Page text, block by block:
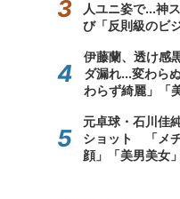
人ユニ姿で...神
び「反則級のビ
伊藤蘭、透け感
ダ漏れ...変わら
わらず綺麗」「
元卓球・石川佳
ショット 「メ
顔」「美男美女